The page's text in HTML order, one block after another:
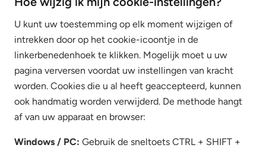
U kunt uw toestemming op elk moment wijzigen of
intrekken door op het cookie-icoontje in de
linkerbenedenhoek te klikken. Mogelijk moet u uw
pagina verversen voordat uw instellingen van kracht
worden. Cookies die u al heeft geaccepteerd, kunnen
ook handmatig worden verwijderd. De methode hangt
af van uw apparaat en browser:
Windows / PC: Gebruik de sneltoets CTRL + SHIFT +